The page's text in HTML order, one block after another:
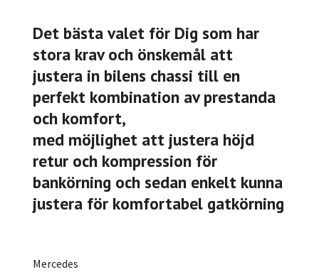
Det bästa valet för Dig som har
stora krav och önskemål att
justera in bilens chassi till en
perfekt kombination av prestanda
och komfort,
med möjlighet att justera höjd
retur och kompression för
bankörning och sedan enkelt kunna
justera för komfortabel gatkörning
Mercedes